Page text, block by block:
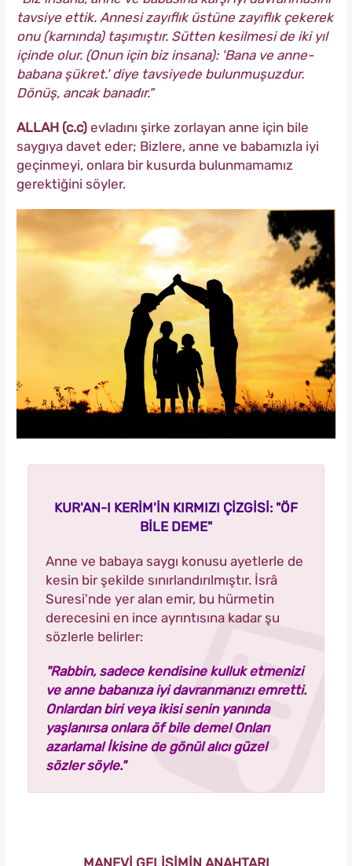
tavsiye ettik. Annesi zayıflık üstüne zayıflık çekerek
onu (karnında) taşımıştır. Sütten kesilmesi de iki yıl
içinde olur. (Onun için biz insana): 'Bana ve anne-
babana şükret.' diye tavsiyede bulunmuşuzdur.
Dönüş, ancak banadır."
ALLAH (c.c) evladını şirke zorlayan anne için bile
saygıya davet eder; Bizlere, anne ve babamızla iyi
geçinmeyi, onlara bir kusurda bulunmamamız
gerektiğini söyler.
KUR'AN-I KERİM'İN KIRMIZI ÇİZGİSİ: "ÖF
BİLE DEME"
Anne ve babaya saygı konusu ayetlerle de
kesin bir şekilde sınırlandırılmıştır. İsrâ
Suresi'nde yer alan emir, bu hürmetin
derecesini en ince ayrıntısına kadar şu
sözlerle belirler:
"Rabbin, sadece kendisine kulluk etmenizi
ve anne babanıza iyi davranmanızı emretti.
Onlardan biri veya ikisi senin yanında
yaşlanırsa onlara öf bile deme! Onları
azarlama! İkisine de gönül alıcı güzel
sözler söyle."